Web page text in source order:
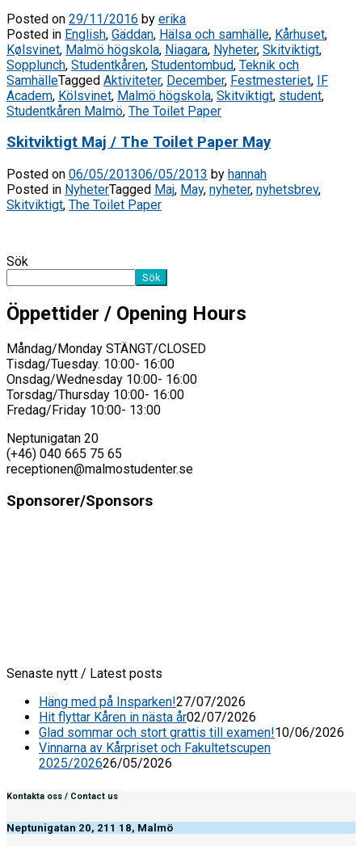
Posted on 29/11/2016 by erika
Posted in English, Gäddan, Hälsa och samhälle, Kårhuset,
Kølsvinet, Malmö högskola, Niagara, Nyheter, Skitviktigt,
Sopplunch, Studentkåren, Studentombud, Teknik och
SamhälleTagged Aktiviteter, December, Festmesteriet, IF
Academ, Kölsvinet, Malmö högskola, Skitviktigt, student,
Studentkåren Malmö, The Toilet Paper
Skitviktigt Maj / The Toilet Paper May
Posted on 06/05/201306/05/2013 by hannah
Posted in NyheterTagged Maj, May, nyheter, nyhetsbrev,
Skitviktigt, The Toilet Paper
Sök
Sök
Öppettider / Opening Hours
Måndag/Monday STÄNGT/CLOSED
Tisdag/Tuesday. 10:00- 16:00
Onsdag/Wednesday 10:00- 16:00
Torsdag/Thursday 10:00- 16:00
Fredag/Friday 10:00- 13:00
Neptunigatan 20
(+46) 040 665 75 65
receptionen@malmostudenter.se
Sponsorer/Sponsors
Senaste nytt / Latest posts
Häng med på Insparken!27/07/2026
Hit flyttar Kåren in nästa år02/07/2026
Glad sommar och stort grattis till examen!10/06/2026
Vinnarna av Kårpriset och Fakultetscupen
2025/202626/05/2026
Kontakta oss / Contact us
Neptunigatan 20, 211 18, Malmö